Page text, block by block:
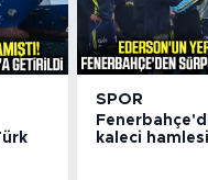
SPOR
kaleci hamlesi